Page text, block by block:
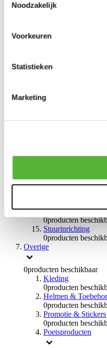
Noodzakelijk
Voorkeuren
Statistieken
Marketing
Remmen
Remleidingen
0producten
Braces
0producten
Stuurinrichting
0producten
Overige
0producten beschikbaar
Kleding
0producten
Helmen &
0producten
Promotie & Stickers
0producten
Poetsproducten